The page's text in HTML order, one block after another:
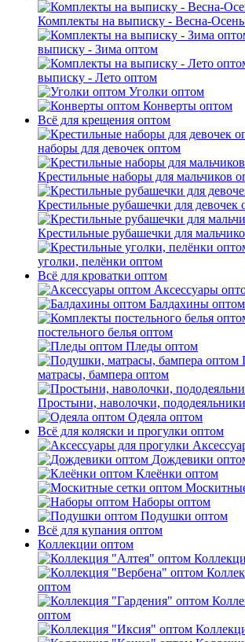
Комплекты на выписку - Весна-
выписку - Зима оптом
выписку - Лето оптом
Уголки оптом
Конверты оптом
Всё для крещения оптом
наборы для девочек оптом
Крестильные наборы для мальчиков
Крестильные рубашечки для девочек
Крестильные рубашечки для
уголки, пелёнки оптом
Всё для кроватки оптом
Аксессуары
Балдахины оптом
постельного белья оптом
Пледы оптом
матрасы, бампера оптом
Простыни, наволочки,
Одеяла оптом
Всё для коляски и прогулки оптом
Дождевики
Клеёнки оптом
Наборы оптом
Подушки оптом
Всё для купания оптом
Коллекции оптом
оптом
оптом